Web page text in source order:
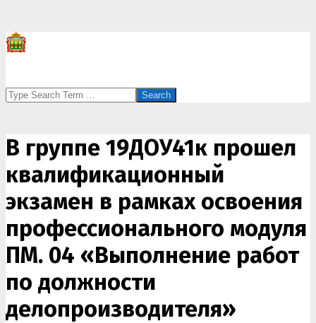
Search
В группе 19ДОУ41к прошел
квалификационный
экзамен в рамках освоения
профессионального модуля
ПМ. 04 «Выполнение работ
по должности
делопроизводителя»